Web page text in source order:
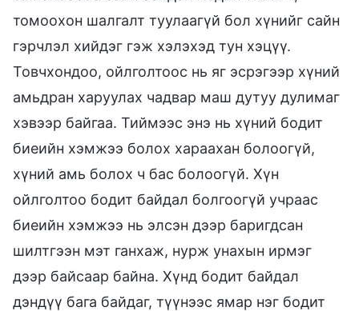
томоохон шалгалт туулаагүй бол хүнийг сайн
гэрчлэл хийдэг гэж хэлэхэд тун хэцүү.
Товчхондоо, ойлголтоос нь яг эсрэгээр хүний
амьдран харуулах чадвар маш дутуу дулимаг
хэвээр байгаа. Тиймээс энэ нь хүний бодит
биеийн хэмжээ болох хараахан болоогүй,
хүний амь болох ч бас болоогүй. Хүн
ойлголтоо бодит байдал болгоогүй учраас
биеийн хэмжээ нь элсэн дээр баригдсан
шилтгээн мэт ганхаж, нурж унахын ирмэг
дээр байсаар байна. Хүнд бодит байдал
дэндүү бага байдаг, түүнээс ямар нэг бодит